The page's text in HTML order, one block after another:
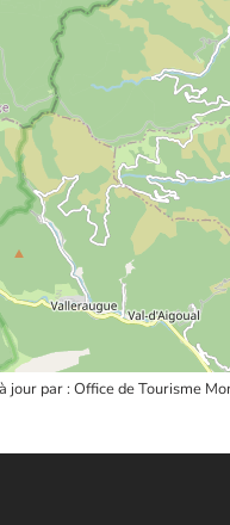
jour par : Office de Tourisme